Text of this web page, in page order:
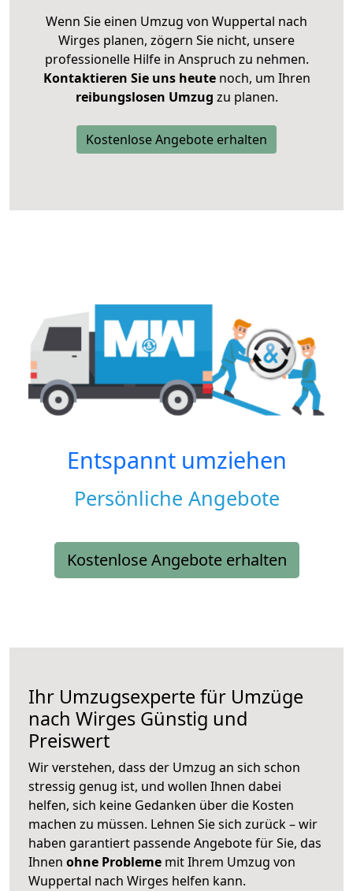
Wenn Sie einen Umzug von Wuppertal nach
Wirges planen, zögern Sie nicht, unsere
professionelle Hilfe in Anspruch zu nehmen.
Kontaktieren Sie uns heutenoch, um Ihren
reibungslosen Umzug zu planen.
Kostenlose Angebote erhalten
Entspannt umziehen
Persönliche Angebote
Kostenlose Angebote erhalten
Ihr Umzugsexperte für Umzüge
nach Wirges Günstig und
Preiswert
Wir verstehen, dass der Umzug an sich schon
stressig genug ist, und wollen Ihnen dabei
helfen, sich keine Gedanken über die Kosten
machen zu müssen. Lehnen Sie sich zurück – wir
haben garantiert passende Angebote für Sie, das
Ihnen ohne Probleme mit Ihrem Umzug von
Wuppertal nach Wirges helfen kann.